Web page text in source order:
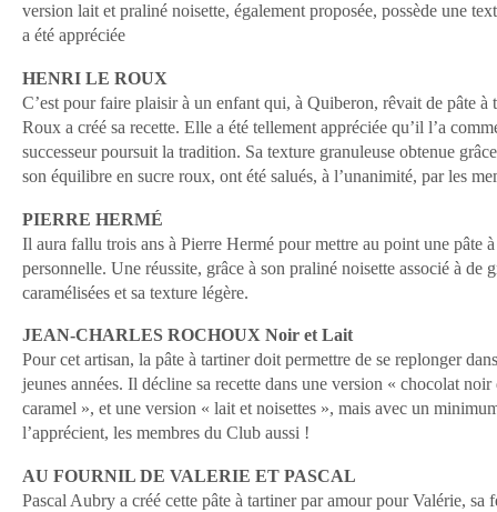
version lait et praliné noisette, également proposée, possède une
a été appréciée
HENRI LE ROUX
C’est pour faire plaisir à un enfant qui, à Quiberon, rêvait de pâte
Roux a créé sa recette. Elle a été tellement appréciée qu’il l’a
successeur poursuit la tradition. Sa texture granuleuse obtenue
son équilibre en sucre roux, ont été salués, à l’unanimité, par les
PIERRE HERMÉ
Il aura fallu trois ans à Pierre Hermé pour mettre au point une pâte
personnelle. Une réussite, grâce à son praliné noisette associé à de
caramélisées et sa texture légère.
JEAN-CHARLES ROCHOUX Noir et Lait
Pour cet artisan, la pâte à tartiner doit permettre de se replonger
jeunes années. Il décline sa recette dans une version « chocolat noir
caramel », et une version « lait et noisettes », mais avec un
l’apprécient, les membres du Club aussi !
AU FOURNIL DE VALERIE ET PASCAL
Pascal Aubry a créé cette pâte à tartiner par amour pour Valérie, sa